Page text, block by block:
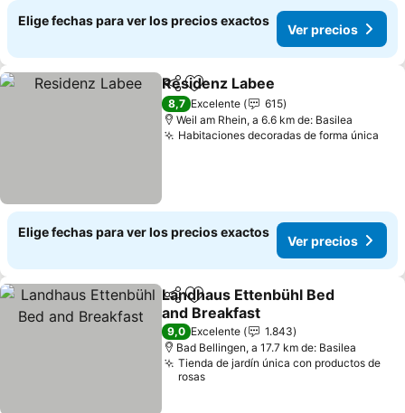
Elige fechas para ver los precios exactos
Ver precios
CompartirAgregar a favoritos
Residenz Labee
8,7 Excelente
615
Weil am Rhein, a 6.6 km de: Basilea
Habitaciones decoradas de forma única
Elige fechas para ver los precios exactos
Ver precios
CompartirAgregar a favoritos
Landhaus Ettenbühl Bed
and Breakfast
Ver precios
9,0 Excelente
1.843
Bad Bellingen, a 17.7 km de: Basilea
Tienda de jardín única con productos de
rosas